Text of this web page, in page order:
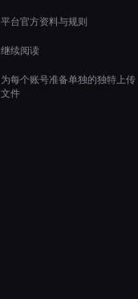
平台官方资料与规则
继续阅读
为每个账号准备单独的独特上传
文件